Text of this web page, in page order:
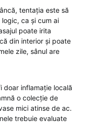
tentația este să
ca și cum ai
poate irita
din interior și poate
zile, sânul are
inflamație locală
o colecție de
mici atinse de ac.
trebuie evaluate